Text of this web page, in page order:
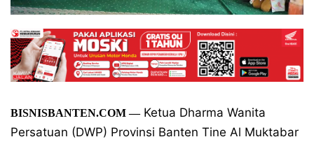
BISNISBANTEN.COM—Ketua Dharma Wanita
Persatuan (DWP) Provinsi Banten Tine Al Muktabar